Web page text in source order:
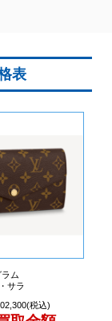
表
ム
サラ
税込)